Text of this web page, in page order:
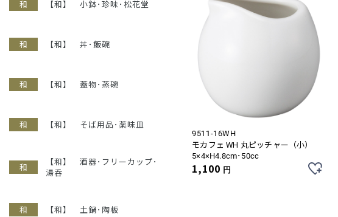
【和】 小鉢･珍味･松花堂
【和】 丼･飯碗
【和】 蓋物･蒸碗
【和】 そば用品･薬味皿
【和】 酒器･フリーカップ･
湯呑
【和】 土鍋･陶板
9511-16WH
モカフェ WH 丸ピッチャー（小）
5×4×H4.8cm･50cc
1,100 円